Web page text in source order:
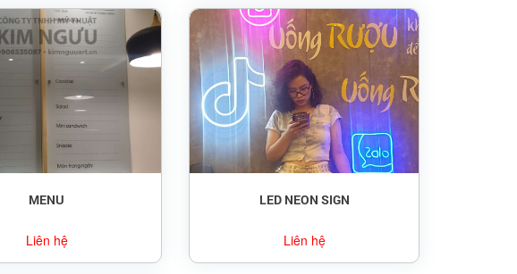
MENU
Liên hệ
LED NEON SIGN
Liên hệ